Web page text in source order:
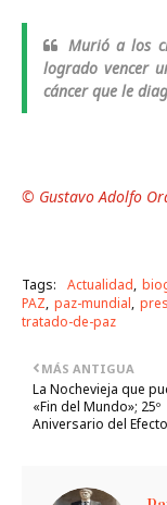
Murió a los
logrado vencer
cáncer que le
© Gustavo Adolfo
Tags: Actualidad
PAZ paz-mundial
tratado-de-paz
MÁS ANTIGUA
La Nochevieja que
«Fin del Mundo»; 25º
Aniversario del